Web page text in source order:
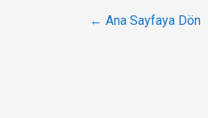
← Ana Sayfaya Dön